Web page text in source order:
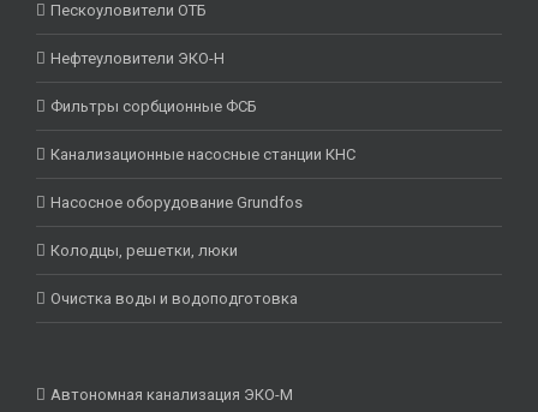
Пескоуловители ОТБ
Нефтеуловители ЭКО-Н
Фильтры сорбционные ФСБ
Канализационные насосные станции КНС
Насосное оборудование Grundfos
Колодцы, решетки, люки
Очистка воды и водоподготовка
Автономная канализация ЭКО-М